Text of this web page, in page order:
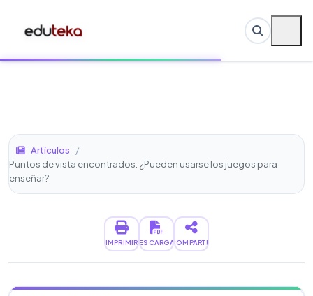
Artículos
/
Puntos de vista encontrados: ¿Pueden usarse los juegos para
enseñar?
IMPRIMIRDESCARGARCOMPARTIR